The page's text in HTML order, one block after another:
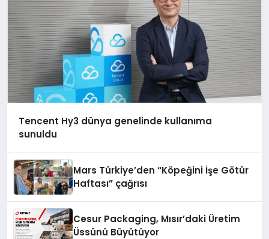
Tencent Hy3 dünya genelinde kullanıma
sunuldu
Mars Türkiye’den “Köpeğini İşe Götür
Haftası” çağrısı
Cesur Packaging, Mısır’daki Üretim
Üssünü Büyütüyor